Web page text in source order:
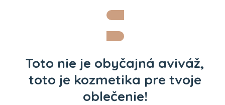
Toto nie je obyčajná aviváž,
toto je kozmetika pre tvoje
oblečenie!